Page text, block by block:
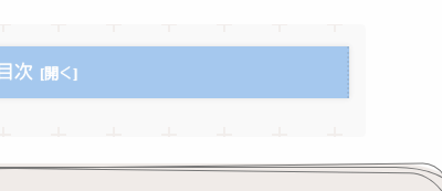
目次